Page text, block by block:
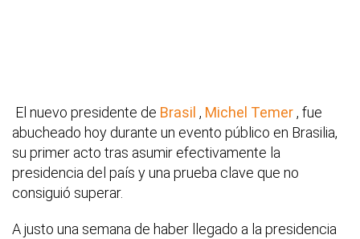
El nuevo presidente de Brasil , Michel Temer, fue
abucheado hoy durante un evento público en Brasilia,
su primer acto tras asumir efectivamente la
presidencia del país y una prueba clave que no
consiguió superar.
A justo una semana de haber llegado a la presidencia